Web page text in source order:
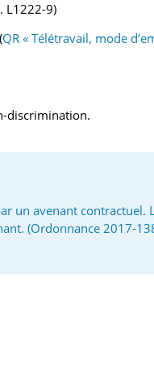
L1222-9)
QR « Télétravail, mode
discrimination.
un avenant contractuel.
(Ordonnance 2017-